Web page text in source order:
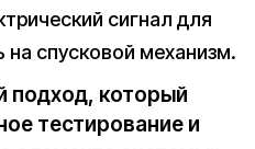
сигнал для
на спусковой механизм.
подход, который
тестирование и